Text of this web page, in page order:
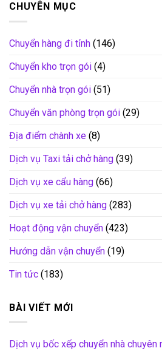
CHUYÊN MỤC
Chuyển hàng đi tỉnh (146)
Chuyển kho trọn gói (4)
Chuyển nhà trọn gói (51)
Chuyển văn phòng trọn gói (29)
Địa điểm chành xe (8)
Dịch vụ Taxi tải chở hàng (39)
Dịch vụ xe cẩu hàng (66)
Dịch vụ xe tải chở hàng (283)
Hoạt động vận chuyển (423)
Hướng dẫn vận chuyển (19)
Tin tức (183)
BÀI VIẾT MỚI
Dịch vụ bốc xếp chuyển nhà chuyên